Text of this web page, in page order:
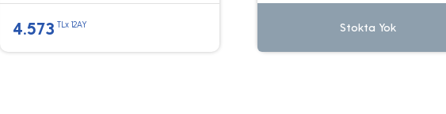
4.573 TLx 12AY Stokta Yok